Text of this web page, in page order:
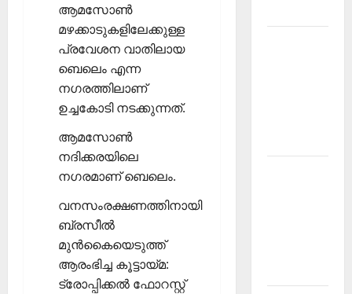
ആമസോണ്‍
മഴക്കാടുകളിലേക്കുള്ള
പ്രവേശന വാതിലായ
ബെലെം എന്ന
നഗരത്തിലാണ്
ഉച്ചകോടി നടക്കുന്നത്.
ആമസോണ്‍
നദിക്കരയിലെ
നഗരമാണ് ബെലെം.
വനസംരക്ഷണത്തിനായി
ബ്രസീല്‍
മുന്‍കൈയെടുത്ത്
ആരംഭിച്ച കൂട്ടായ്മ:
ട്രോപ്പിക്കല്‍ ഫോറസ്റ്റ്